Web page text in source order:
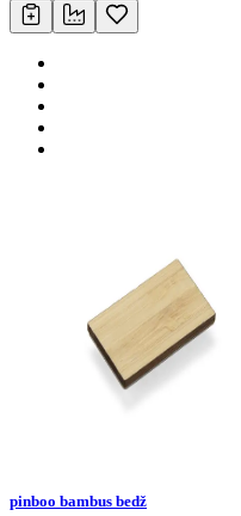
pinboo bambus bedž